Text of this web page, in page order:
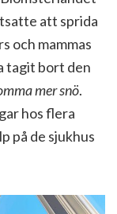
att sprida
och mammas
tagit bort den
mer snö.
hos flera
på de sjukhus